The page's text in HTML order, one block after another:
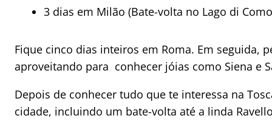
3 dias em Milão (Bate-volta no Lago di
Fique cinco dias inteiros em Roma. Em seguida,
aproveitando para conhecer jóias como Siena e
Depois de conhecer tudo que te interessa na
cidade, incluindo um bate-volta até a linda